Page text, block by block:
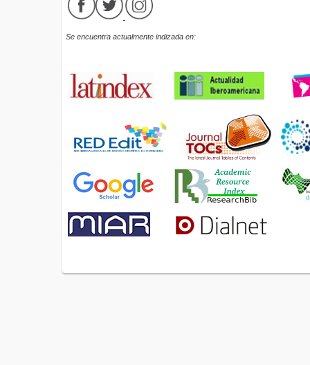
Se encuentra actualmente indizada en: